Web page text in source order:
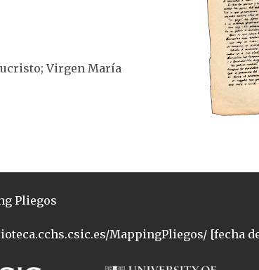
Virgen María
Pliegos
MappingPliegos/ [fecha